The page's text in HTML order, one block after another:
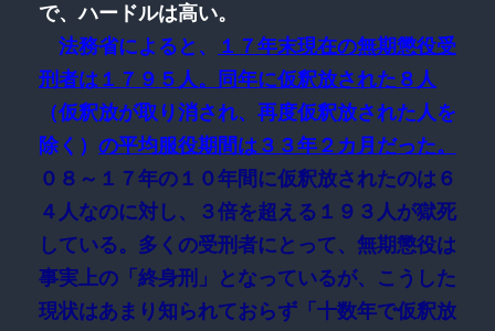
で、ハードルは高い。
法務省によると、
１７年末現在の無期懲役受
刑者は１７９５人。同年に仮釈放された８人
（仮釈放が取り消され、再度仮釈放された人を
除く） の平均服役期間は３３年２カ月だった。
０８～１７年の１０年間に仮釈放されたのは６
４人なのに対し、３倍を超える１９３人が獄死
している。多くの受刑者にとって、無期懲役は
事実上の「終身刑」となっているが、こうした
現状はあまり知られておらず「十数年で仮釈放